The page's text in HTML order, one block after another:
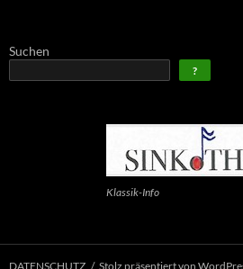
Suchen
?
Klassik-Info
DATENSCHUTZ Stolz präsentiert von